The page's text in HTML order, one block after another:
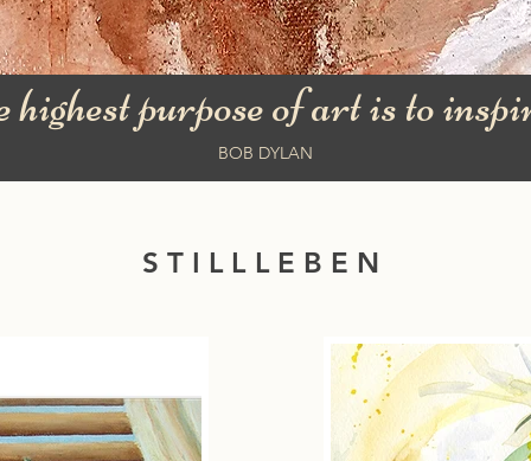
highest purpose of art is to
BOB DYLAN
STILLLEBEN